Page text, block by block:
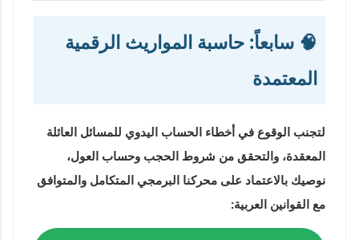
🧠 سابعاً: حاسبة المواريث الرقمية
المعتمدة
لتجنب الوقوع في أخطاء الحساب اليدوي للمسائل العائلة
المعقدة، والتحقق من شروط الحجب وحساب العول،
نوصيك بالاعتماد على محركنا البرمجي المتكامل والمتوافق
مع القوانين العربية: